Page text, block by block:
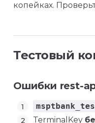
копейках.
Тестовый
Ошибки rest-
TerminalKey